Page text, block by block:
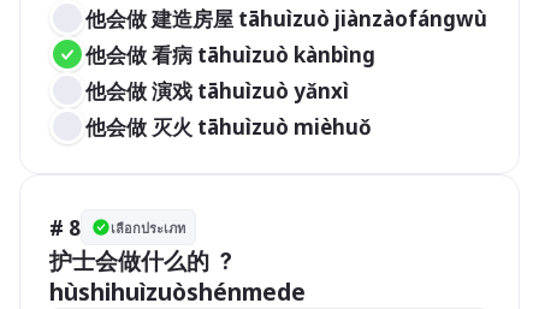
他会做 建造房屋 tāhuìzuò jiànzàofángwù
他会做 看病 tāhuìzuò kànbìng
他会做 演戏 tāhuìzuò yǎnxì
他会做 灭火 tāhuìzuò mièhuǒ
# 8 เลือกประเภท
护士会做什么的 ？
hùshihuìzuòshénmede